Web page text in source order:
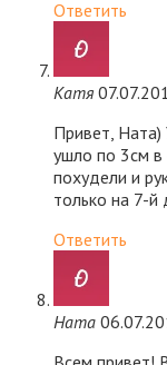
Ответить
Катя
Привет, Ната)
ушло по 3см в
похудели и
только на 7-й
Ответить
Ната